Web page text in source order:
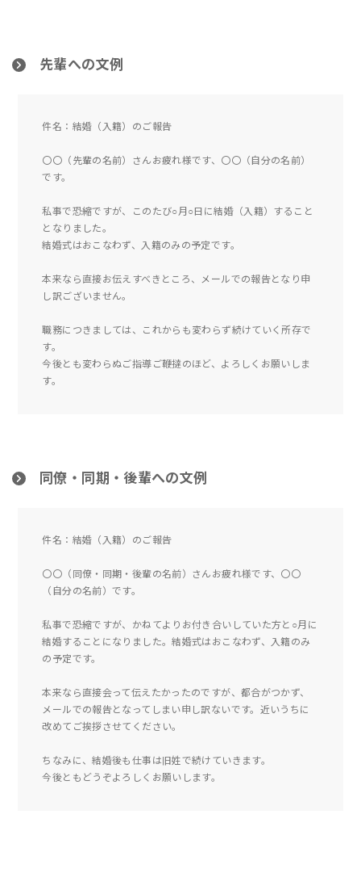
先輩への文例
件名：結婚（入籍）のご報告
〇〇（先輩の名前）さんお疲れ様です、〇〇（自分の名前）
です。
私事で恐縮ですが、このたび○月○日に結婚（入籍）すること
となりました。
結婚式はおこなわず、入籍のみの予定です。
本来なら直接お伝えすべきところ、メールでの報告となり申
し訳ございません。
職務につきましては、これからも変わらず続けていく所存で
す。
今後とも変わらぬご指導ご鞭撻のほど、よろしくお願いしま
す。
同僚・同期・後輩への文例
件名：結婚（入籍）のご報告
〇〇（同僚・同期・後輩の名前）さんお疲れ様です、〇〇
（自分の名前）です。
私事で恐縮ですが、かねてよりお付き合いしていた方と○月に
結婚することになりました。結婚式はおこなわず、入籍のみ
の予定です。
本来なら直接会って伝えたかったのですが、都合がつかず、
メールでの報告となってしまい申し訳ないです。近いうちに
改めてご挨拶させてください。
ちなみに、結婚後も仕事は旧姓で続けていきます。
今後ともどうぞよろしくお願いします。